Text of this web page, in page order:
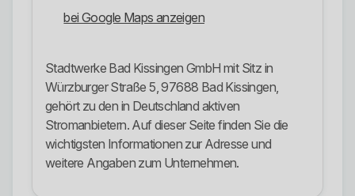
bei Google Maps anzeigen
Stadtwerke Bad Kissingen GmbH mit Sitz in
Würzburger Straße 5, 97688 Bad Kissingen,
gehört zu den in Deutschland aktiven
Stromanbietern. Auf dieser Seite finden Sie die
wichtigsten Informationen zur Adresse und
weitere Angaben zum Unternehmen.